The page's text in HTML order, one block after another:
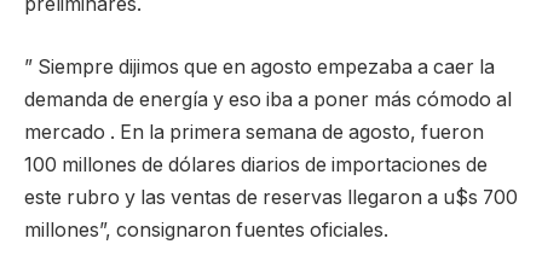
” Siempre dijimos que en agosto empezaba a caer la
demanda de energía y eso iba a poner más cómodo al
mercado . En la primera semana de agosto, fueron
100 millones de dólares diarios de importaciones de
este rubro y las ventas de reservas llegaron a u$s 700
millones”, consignaron fuentes oficiales.